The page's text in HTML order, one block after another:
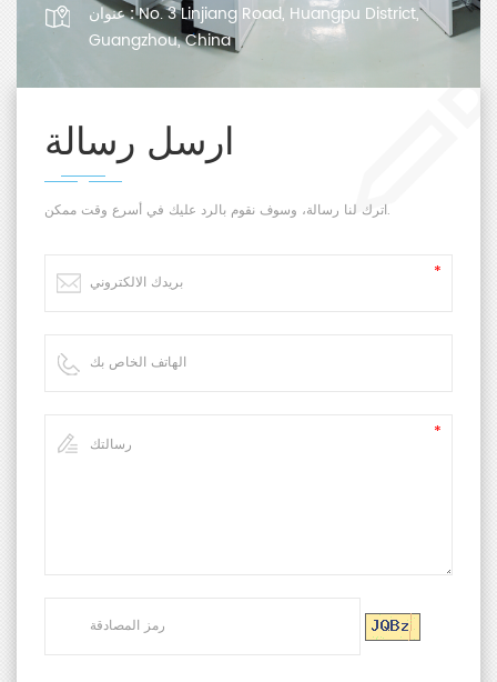
عنوان :No. 3 Linjiang Road, Huangpu District,
Guangzhou, China
ارسل رسالة
اترك لنا رسالة، وسوف نقوم بالرد عليك في أسرع وقت ممكن.